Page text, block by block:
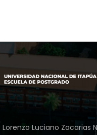
Luciano Zacarias